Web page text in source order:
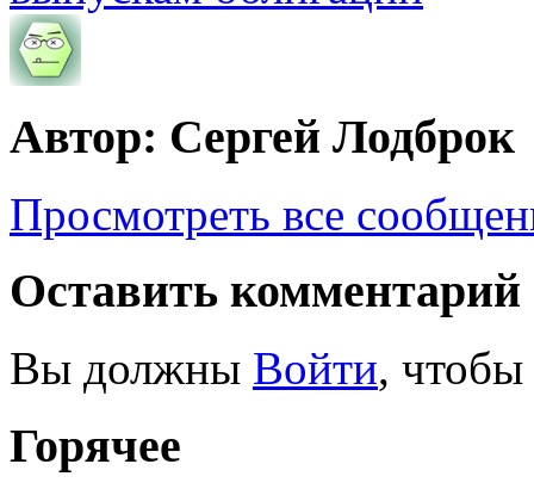
Автор: Сергей Лодброк
Просмотреть все
Оставить комментарий
Вы должны Войти, чтобы
Горячее